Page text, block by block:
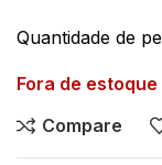
Quantidade de
Fora de estoque
Compare